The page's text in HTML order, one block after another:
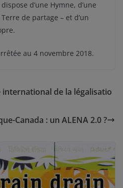
d’une Hymne, d’une
de partage – et d’un
au 4 novembre 2018.
de la légalisatio
Canada : un ALENA 2.0 ?